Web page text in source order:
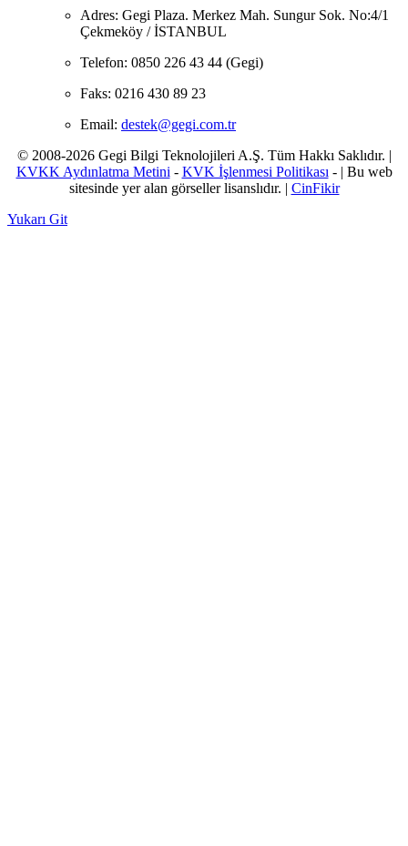
Adres: Gegi Plaza. Merkez Mah. Sungur Sok. No:4/1
Çekmeköy / İSTANBUL
Telefon: 0850 226 43 44 (Gegi)
Faks: 0216 430 89 23
Email: destek@gegi.com.tr
© 2008-2026 Gegi Bilgi Teknolojileri A.Ş. Tüm Hakkı Saklıdır. |
KVKK Aydınlatma Metini - KVK İşlenmesi Politikası - | Bu web
sitesinde yer alan görseller lisanslıdır. | CinFikir
Yukarı Git